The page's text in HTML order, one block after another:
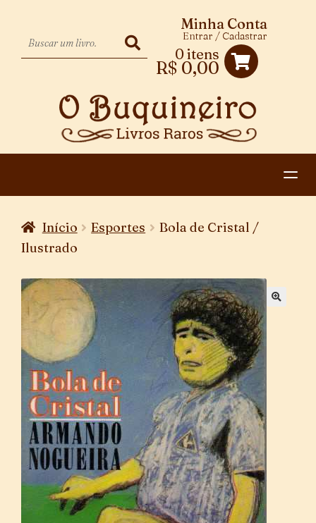
0 itens
R$ 0,00
Minha Conta
Entrar / Cadastrar
CONTATO
Início Esportes
Bola de Cristal /
Ilustrado